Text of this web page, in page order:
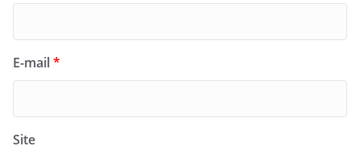
E-mail*
Site